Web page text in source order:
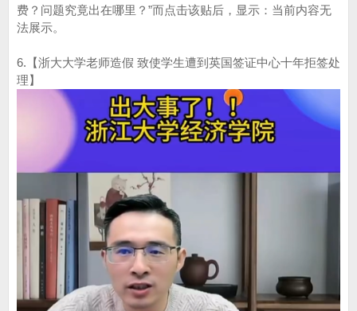
费？问题究竟出在哪里？”而点击该贴后，显示：当前内容无
法展示。
6.【浙大大学老师造假 致使学生遭到英国签证中心十年拒签处
理】